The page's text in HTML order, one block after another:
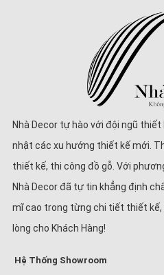
Nhà Decor tự hào với đội ngũ
nhật các xu hướng thiết kế mới.
thiết kế, thi công đồ gỗ. Với
Nhà Decor đã tự tin khẳng định
mĩ cao trong từng chi tiết thiết kế,
lòng cho Khách Hàng!
Hệ Thống Showroom